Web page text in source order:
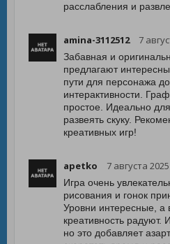
расслабления и
amina-3112512 7
Забавная и
предлагают
пути для персонажа
интерактивности.
простое. Идеально
развеять скуку.
креативных игр!
apetko 7 августа
Игра очень
рисования и гонок
Уровни интересные, а
креативность радуют.
но это добавляет